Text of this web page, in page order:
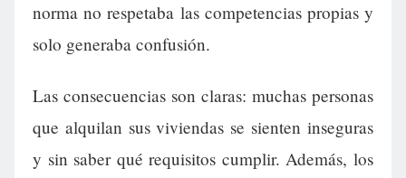
norma no respetaba las competencias propias y
solo generaba confusión.
Las consecuencias son claras: muchas personas
que alquilan sus viviendas se sienten inseguras
y sin saber qué requisitos cumplir. Además, los